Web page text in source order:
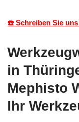
☎️ Schreiben Sie uns
in
Mephisto
Ihr